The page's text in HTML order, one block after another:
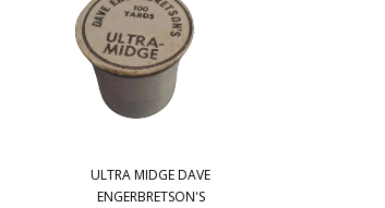
ULTRA MIDGE DAVE
ENGERBRETSON'S